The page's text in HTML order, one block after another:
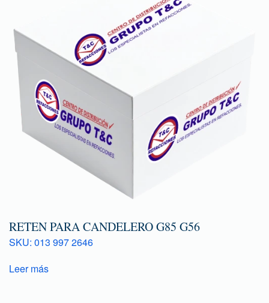
RETEN PARA CANDELERO G85 G56
SKU: 013 997 2646
Leer más